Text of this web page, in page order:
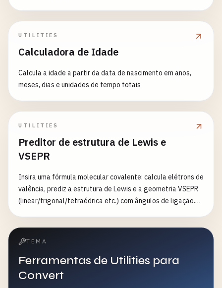
UTILITIES
Calculadora de Idade
Calcula a idade a partir da data de nascimento em anos,
meses, dias e unidades de tempo totais
UTILITIES
Preditor de estrutura de Lewis e
VSEPR
Insira uma fórmula molecular covalente: calcula elétrons de
valência, prediz a estrutura de Lewis e a geometria VSEPR
(linear/trigonal/tetraédrica etc.) com ângulos de ligação.
TEMA
Ferramentas de Utilities para
Convert